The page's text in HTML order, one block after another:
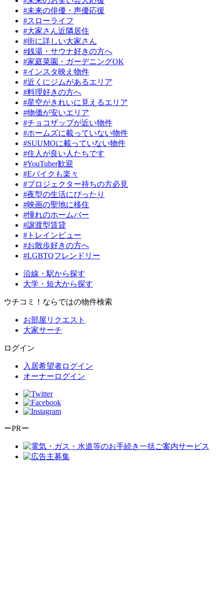
#未来の俳優・声優応援
#スローライフ
#大家さん近隣居住
#街に詳しい大家さん
#銭湯・サウナ好きの方へ
#家庭菜園・ガーデニングOK
#インスタ映え物件
#近くにジムがあるエリア
#料理好きの方へ
#星空がきれいに見えるエリア
#物価が安いエリア
#チョコザップが近い物件
#ホームズに載っていない物件
#SUUMOに載っていない物件
#住人が良い人たちです
#YouTuber歓迎
#Eバイクも楽々
#プロジェクター持ちの方必見
#夜型の生活にぴったり
#映画の聖地に移住
#憧れのホームバー
#譲渡型賃貸
#トレインビュー
#お散歩好きの方へ
#LGBTQフレンドリー
沿線・駅から探す
大学・短大から探す
ウチコミ！ならではの物件検索
お部屋リクエスト
大家サーチ
ログイン
入居希望者ログイン
オーナーログイン
ーPRー